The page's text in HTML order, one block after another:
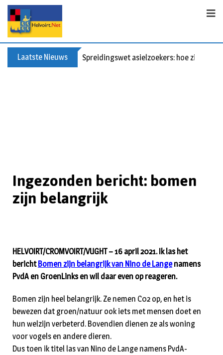
Laatste Nieuws Spreidingswet asielzoekers: hoe zit dat?
Ingezonden bericht: bomen
zijn belangrijk
HELVOIRT/CROMVOIRT/VUGHT – 16 april 2021. Ik las het
berichtBomen zijn belangrijk van Nino de Langenamens
PvdA en GroenLinks en wil daar even op reageren.
Bomen zijn heel belangrijk. Ze nemen C02 op, en het is
bewezen dat groen/natuur ook iets met mensen doet en
hun welzijn verbeterd. Bovendien dienen ze als woning
voor vogels en andere dieren.
Dus toen ik titel las van Nino de Lange namens PvdA-